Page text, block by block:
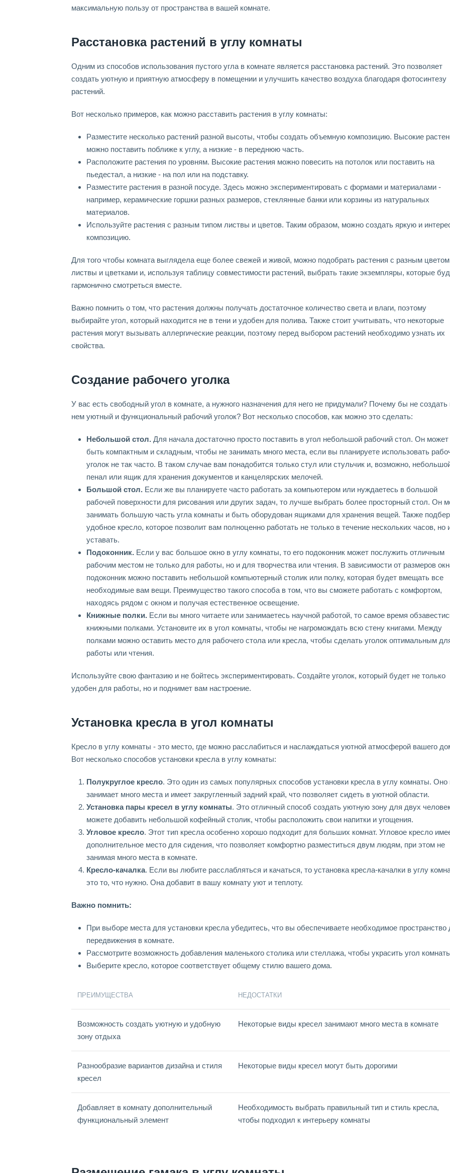
максимальную пользу от пространства в вашей комнате.
Расстановка растений в углу комнаты
Одним из способов использования пустого угла в комнате является расстановка растений. Это позволяет
создать уютную и приятную атмосферу в помещении и улучшить качество воздуха благодаря фотосинтезу
растений.
Вот несколько примеров, как можно расставить растения в углу комнаты:
Разместите несколько растений разной высоты, чтобы создать объемную композицию. Высокие
можно поставить поближе к углу, а низкие - в переднюю часть.
Расположите растения по уровням. Высокие растения можно повесить на потолок или поставить на
пьедестал, а низкие - на пол или на подставку.
Разместите растения в разной посуде. Здесь можно экспериментировать с формами и материалами -
например, керамические горшки разных размеров, стеклянные банки или корзины из натуральных
материалов.
Используйте растения с разным типом листвы и цветов. Таким образом, можно создать яркую и
композицию.
Для того чтобы комната выглядела еще более свежей и живой, можно подобрать растения с разным цветом
листвы и цветками и, используя таблицу совместимости растений, выбрать такие экземпляры, которые
гармонично смотреться вместе.
Важно помнить о том, что растения должны получать достаточное количество света и влаги, поэтому
выбирайте угол, который находится не в тени и удобен для полива. Также стоит учитывать, что некоторые
растения могут вызывать аллергические реакции, поэтому перед выбором растений необходимо узнать их
свойства.
Создание рабочего уголка
У вас есть свободный угол в комнате, а нужного назначения для него не придумали? Почему бы не создать
нем уютный и функциональный рабочий уголок? Вот несколько способов, как можно это сделать:
Небольшой стол. Для начала достаточно просто поставить в угол небольшой рабочий стол. Он может
быть компактным и складным, чтобы не занимать много места, если вы планируете использовать
уголок не так часто. В таком случае вам понадобится только стул или стульчик и, возможно,
пенал или ящик для хранения документов и канцелярских мелочей.
Большой стол. Если же вы планируете часто работать за компьютером или нуждаетесь в большой
рабочей поверхности для рисования или других задач, то лучше выбрать более просторный стол. Он
занимать большую часть угла комнаты и быть оборудован ящиками для хранения вещей. Также
удобное кресло, которое позволит вам полноценно работать не только в течение нескольких часов, но
уставать.
Подоконник. Если у вас большое окно в углу комнаты, то его подоконник может послужить отличным
рабочим местом не только для работы, но и для творчества или чтения. В зависимости от размеров
подоконник можно поставить небольшой компьютерный столик или полку, которая будет вмещать все
необходимые вам вещи. Преимущество такого способа в том, что вы сможете работать с комфортом,
находясь рядом с окном и получая естественное освещение.
Книжные полки. Если вы много читаете или занимаетесь научной работой, то самое время
книжными полками. Установите их в угол комнаты, чтобы не нагромождать всю стену книгами. Между
полками можно оставить место для рабочего стола или кресла, чтобы сделать уголок оптимальным
работы или чтения.
Используйте свою фантазию и не бойтесь экспериментировать. Создайте уголок, который будет не только
удобен для работы, но и поднимет вам настроение.
Установка кресла в угол комнаты
Кресло в углу комнаты - это место, где можно расслабиться и наслаждаться уютной атмосферой вашего
Вот несколько способов установки кресла в углу комнаты:
Полукруглое кресло. Это один из самых популярных способов установки кресла в углу комнаты. Оно
занимает много места и имеет закругленный задний край, что позволяет сидеть в уютной области.
Установка пары кресел в углу комнаты. Это отличный способ создать уютную зону для двух
можете добавить небольшой кофейный столик, чтобы расположить свои напитки и угощения.
Угловое кресло. Этот тип кресла особенно хорошо подходит для больших комнат. Угловое кресло
дополнительное место для сидения, что позволяет комфортно разместиться двум людям, при этом не
занимая много места в комнате.
Кресло-качалка. Если вы любите расслабляться и качаться, то установка кресла-качалки в углу
это то, что нужно. Она добавит в вашу комнату уют и теплоту.
Важно помнить:
При выборе места для установки кресла убедитесь, что вы обеспечиваете необходимое пространство
передвижения в комнате.
Рассмотрите возможность добавления маленького столика или стеллажа, чтобы украсить угол
Выберите кресло, которое соответствует общему стилю вашего дома.
ПРЕИМУЩЕСТВА НЕДОСТАТКИ
Возможность создать уютную и удобную
зону отдыха
Некоторые виды кресел занимают много места в комнате
Разнообразие вариантов дизайна и стиля
кресел
Некоторые виды кресел могут быть дорогими
Добавляет в комнату дополнительный
функциональный элемент
Необходимость выбрать правильный тип и стиль кресла,
чтобы подходил к интерьеру комнаты